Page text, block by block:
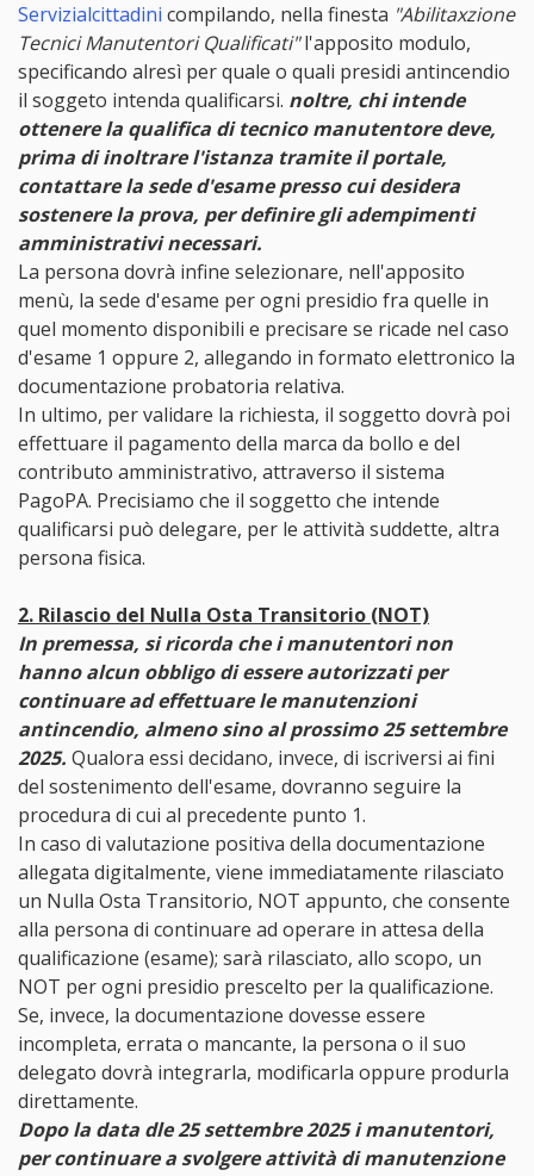
Servizialcittadini compilando, nella finesta "Abilitaxzione
Tecnici Manutentori Qualificati"l'apposito modulo,
specificando alresì per quale o quali presidi antincendio
il soggeto intenda qualificarsi. noltre, chi intende
ottenere la qualifica di tecnico manutentore deve,
prima di inoltrare l'istanza tramite il portale,
contattare la sede d'esame presso cui desidera
sostenere la prova, per definire gli adempimenti
amministrativi necessari.
La persona dovrà infine selezionare, nell'apposito
menù, la sede d'esame per ogni presidio fra quelle in
quel momento disponibili e precisare se ricade nel caso
d'esame 1 oppure 2, allegando in formato elettronico la
documentazione probatoria relativa.
In ultimo, per validare la richiesta, il soggetto dovrà poi
effettuare il pagamento della marca da bollo e del
contributo amministrativo, attraverso il sistema
PagoPA. Precisiamo che il soggetto che intende
qualificarsi può delegare, per le attività suddette, altra
persona fisica.
2. Rilascio del Nulla Osta Transitorio (NOT)
In premessa, si ricorda che i manutentori non
hanno alcun obbligo di essere autorizzati per
continuare ad effettuare le manutenzioni
antincendio, almeno sino al prossimo 25 settembre
2025. Qualora essi decidano, invece, di iscriversi ai fini
del sostenimento dell'esame, dovranno seguire la
procedura di cui al precedente punto 1.
In caso di valutazione positiva della documentazione
allegata digitalmente, viene immediatamente rilasciato
un Nulla Osta Transitorio, NOT appunto, che consente
alla persona di continuare ad operare in attesa della
qualificazione (esame); sarà rilasciato, allo scopo, un
NOT per ogni presidio prescelto per la qualificazione.
Se, invece, la documentazione dovesse essere
incompleta, errata o mancante, la persona o il suo
delegato dovrà integrarla, modificarla oppure produrla
direttamente.
Dopo la data dle 25 settembre 2025 i manutentori,
per continuare a svolgere attività di manutenzione